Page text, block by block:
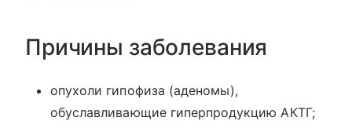
Причины заболевания
опухоли гипофиза (аденомы),
обуславливающие гиперпродукцию АКТГ;